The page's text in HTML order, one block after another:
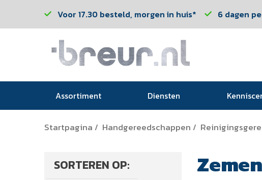
Voor 17.30 besteld, morgen in huis* 6 dagen
Assortiment Diensten
Startpagina / Handgereedschappen /
SORTEREN OP: Zemen